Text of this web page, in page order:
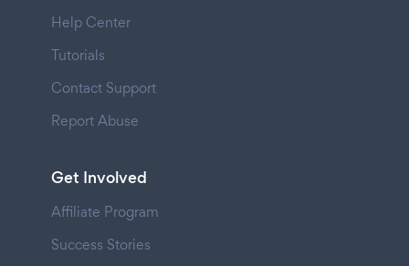
Help Center
Tutorials
Contact Support
Report Abuse
Get Involved
Affiliate Program
Success Stories